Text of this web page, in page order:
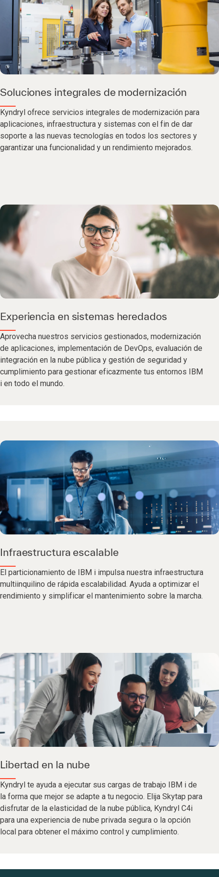
Soluciones integrales de modernización
Kyndryl ofrece servicios integrales de modernización para
aplicaciones, infraestructura y sistemas con el fin de dar
soporte a las nuevas tecnologías en todos los sectores y
garantizar una funcionalidad y un rendimiento mejorados.
Experiencia en sistemas heredados
Aprovecha nuestros servicios gestionados, modernización
de aplicaciones, implementación de DevOps, evaluación de
integración en la nube pública y gestión de seguridad y
cumplimiento para gestionar eficazmente tus entornos IBM
i en todo el mundo.
Infraestructura escalable
El particionamiento de IBM i impulsa nuestra infraestructura
multiinquilino de rápida escalabilidad. Ayuda a optimizar el
rendimiento y simplificar el mantenimiento sobre la marcha.
Libertad en la nube
Kyndryl te ayuda a ejecutar sus cargas de trabajo IBM i de
la forma que mejor se adapte a tu negocio. Elija Skytap para
disfrutar de la elasticidad de la nube pública, Kyndryl C4i
para una experiencia de nube privada segura o la opción
local para obtener el máximo control y cumplimiento.